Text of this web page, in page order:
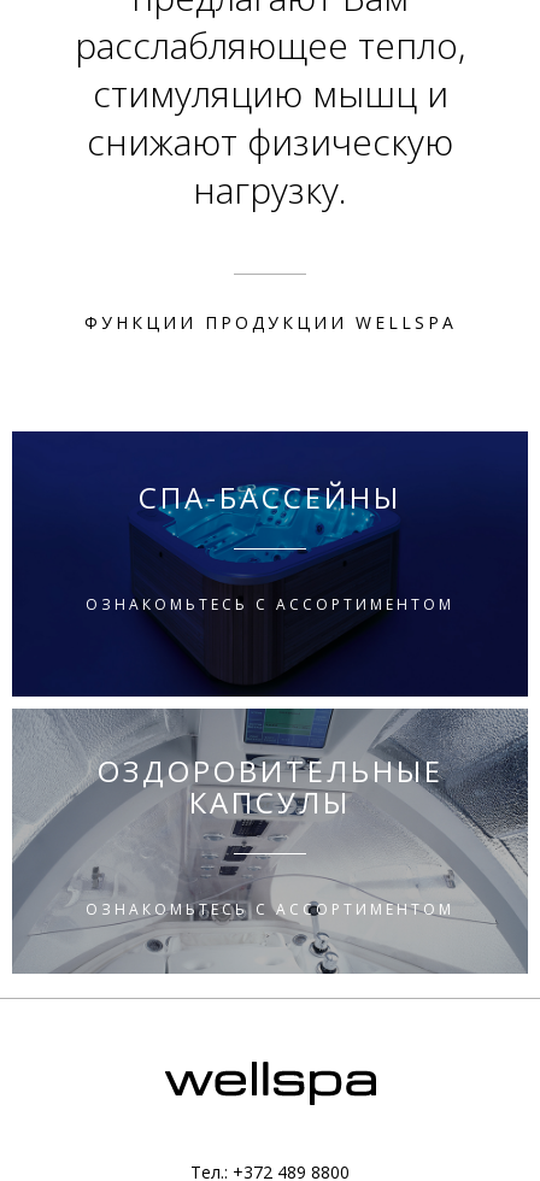
расслабляющее тепло,
стимуляцию мышц и
снижают физическую
нагрузку.
ФУНКЦИИ ПРОДУКЦИИ WELLSPA
СПА-БАССЕЙНЫ
ОЗНАКОМЬТЕСЬ С АССОРТИМЕНТОМ
ОЗДОРОВИТЕЛЬНЫЕ
КАПСУЛЫ
ОЗНАКОМЬТЕСЬ С АССОРТИМЕНТОМ
Тел.: +372 489 8800